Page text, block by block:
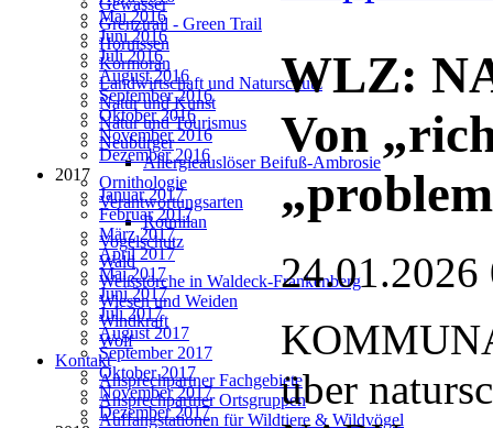
Gewässer
Grenztrail - Green Trail
Hornissen
Kormoran
Landwirtschaft und Naturschutz
Natur und Kunst
Natur und Tourismus
Neubürger
Allergieauslöser Beifuß-Ambrosie
Ornithologie
Verantwortungsarten
Rotmilan
Vogelschutz
Wald
Weißstörche in Waldeck-Frankenberg
Wiesen und Weiden
Windkraft
Wolf
Kontakt
Ansprechpartner Fachgebiete
Ansprechpartner Ortsgruppen
Auffangstationen für Wildtiere & Wildvögel
Mai 2016
Juni 2016
Juli 2016
August 2016
September 2016
Oktober 2016
November 2016
Dezember 2016
2017
Januar 2017
Februar 2017
März 2017
April 2017
Mai 2017
Juni 2017
Juli 2017
August 2017
September 2017
Oktober 2017
November 2017
Dezember 2017
WLZ:
Von
24.01.2026
über